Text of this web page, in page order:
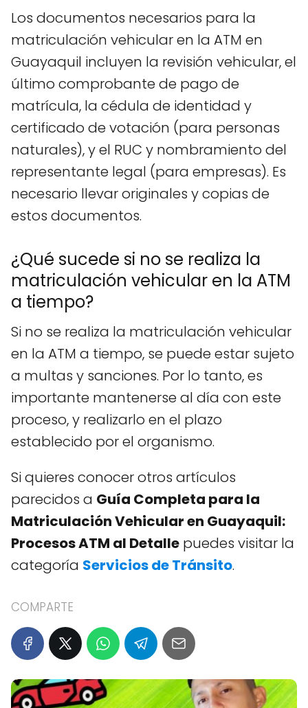
Los documentos necesarios para la
matriculación vehicular en la ATM en
Guayaquil incluyen la revisión vehicular, el
último comprobante de pago de
matrícula, la cédula de identidad y
certificado de votación (para personas
naturales), y el RUC y nombramiento del
representante legal (para empresas). Es
necesario llevar originales y copias de
estos documentos.
¿Qué sucede si no se realiza la
matriculación vehicular en la ATM
a tiempo?
Si no se realiza la matriculación vehicular
en la ATM a tiempo, se puede estar sujeto
a multas y sanciones. Por lo tanto, es
importante mantenerse al día con este
proceso, y realizarlo en el plazo
establecido por el organismo.
Si quieres conocer otros artículos
parecidos a Guía Completa para la
Matriculación Vehicular en Guayaquil:
Procesos ATM al Detalle puedes visitar la
categoría Servicios de Tránsito.
COMPARTE